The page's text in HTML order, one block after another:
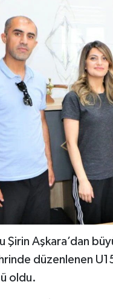
Şirin Aşkara’dan
düzenlenen
oldu.